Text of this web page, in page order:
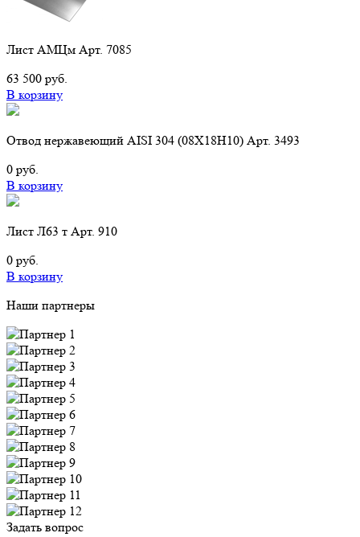
Лист АМЦм Арт. 7085
63 500 руб.
В корзину
Отвод нержавеющий AISI 304 (08Х18Н10) Арт. 3493
0 руб.
В корзину
Лист Л63 т Арт. 910
0 руб.
В корзину
Наши партнеры
Задать вопрос